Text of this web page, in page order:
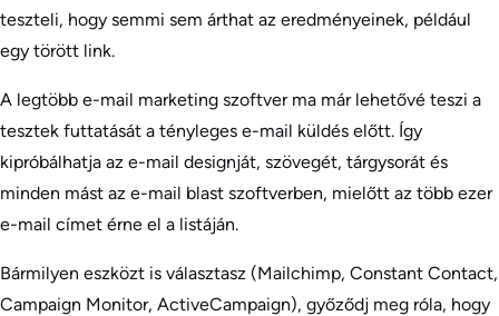
teszteli, hogy semmi sem árthat az eredményeinek, például
egy törött link.
A legtöbb e-mail marketing szoftver ma már lehetővé teszi a
tesztek futtatását a tényleges e-mail küldés előtt. Így
kipróbálhatja az e-mail designját, szövegét, tárgysorát és
minden mást az e-mail blast szoftverben, mielőtt az több ezer
e-mail címet érne el a listáján.
Bármilyen eszközt is választasz (Mailchimp, Constant Contact,
Campaign Monitor, ActiveCampaign), győződj meg róla, hogy